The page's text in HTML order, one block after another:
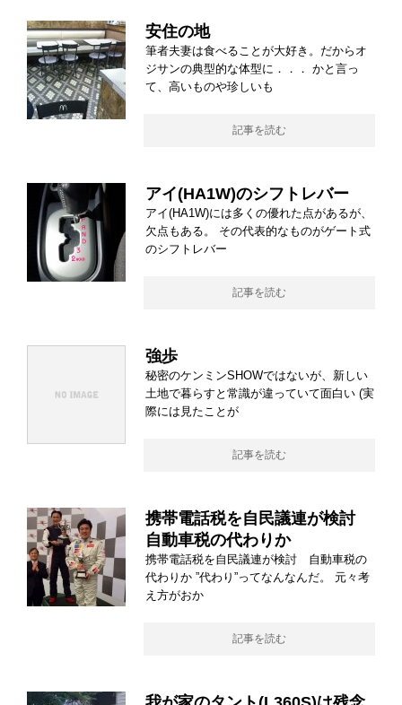
安住の地
筆者夫妻は食べることが大好き。だからオ
ジサンの典型的な体型に．．． かと言っ
て、高いものや珍しいも
記事を読む
アイ(HA1W)のシフトレバー
アイ(HA1W)には多くの優れた点があるが、
欠点もある。 その代表的なものがゲート式
のシフトレバー
記事を読む
強歩
秘密のケンミンSHOWではないが、新しい
土地で暮らすと常識が違っていて面白い (実
際には見たことが
記事を読む
携帯電話税を自民議連が検討
自動車税の代わりか
携帯電話税を自民議連が検討 自動車税の
代わりか ”代わり”ってなんなんだ。 元々考
え方がおか
記事を読む